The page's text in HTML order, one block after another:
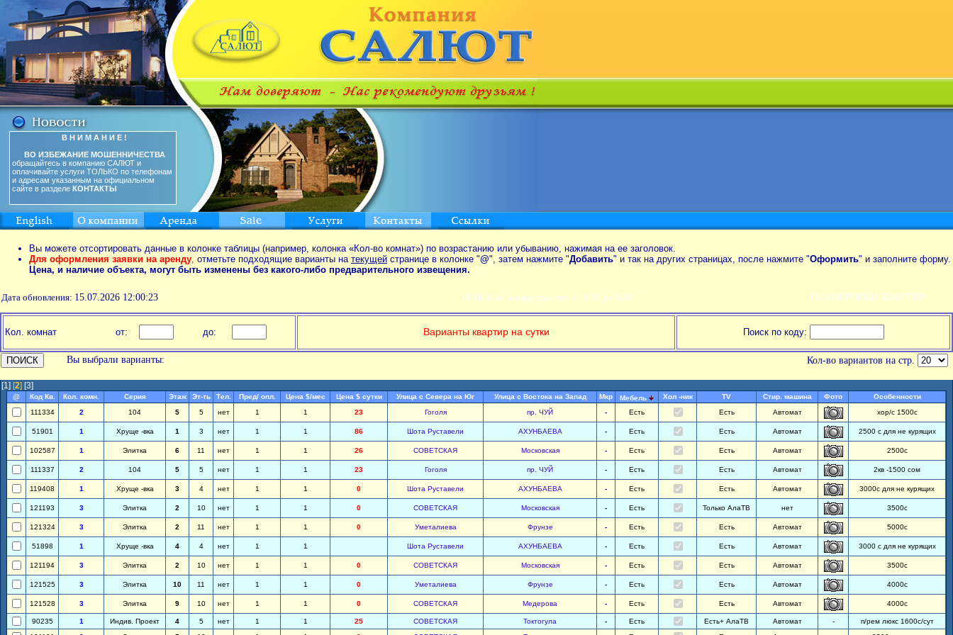
В Н И М А Н И Е !
ВО ИЗБЕЖАНИЕ МОШЕННИЧЕСТВА
обращайтесь в компанию САЛЮТ и
оплачивайте услуги ТОЛЬКО по телефонам
и адресам указанным на официальном
сайте в разделе КОНТАКТЫ
Вы можете отсортировать данные в колонке таблицы (например, колонка «Кол-во комнат») по возрастанию или убыванию, нажимая на ее заголовок.
Для оформления заявки на аренду, отметьте подходящие варианты на текущей странице в колонке "@", затем нажмите "Добавить" и так на других страницах, после нажмите "Оформить" и заполните форму.
Цена, и наличие объекта, могут быть изменены без какого-либо предварительного извещения.
Дата обновления: 15.07.2026 12:00:23 ПОИСК по аренде квартир от MIN до 550$ ПЛАНИРОВКИ КВАРТИР
Кол. комнат от: до: Варианты квартир на сутки Поиск по коду:
Вы выбрали варианты: Кол-во вариантов на стр.
[1] [2] [3]
@ Код Кв. Кол. комн. Серия Этаж Эт-ть Тел. Пред/ опл. Цена $/мес Цена $ сутки Улица с Севера на Юг Улица с Востока на Запад Мкр Мебель Хол -ник TV Стир. машина Фото
Особенности
111334
2 104 5 5 нет 1 1 23 Гоголя пр. ЧУЙ - Есть Есть Автомат хор/с 1500с
51901 1 Хруще -вка 1 3 нет 1 1 86 Шота Руставели АХУНБАЕВА - Есть Есть Автомат 2500 с для не курящих
102587 1 Элитка 6 11 нет 1 1 26 СОВЕТСКАЯ Московская - Есть Есть Автомат 2500с
111337 2 104 5 5 нет 1 1 23 Гоголя пр. ЧУЙ - Есть Есть Автомат 2кв -1500 сом
119408 1 Хруще -вка 3 4 нет 1 1 0 Шота Руставели АХУНБАЕВА - Есть Есть Автомат 3000с для не курящих
121193 3 Элитка 2 10 нет 1 1 0 СОВЕТСКАЯ Московская - Есть Только АлаТВ нет 3500с
121324 3 Элитка 2 11 нет 1 1 0 Уметалиева Фрунзе - Есть Есть Автомат 5000с
51898 1 Хруще -вка 4 4 нет 1 1 Шота Руставели АХУНБАЕВА - Есть Есть Автомат 3000 с для не курящих
121194 3 Элитка 2 10 нет 1 1 0 СОВЕТСКАЯ Московская - Есть Есть Автомат 3500с
121525 3 Элитка 10 11 нет 1 1 0 Уметалиева Фрунзе - Есть Есть Автомат 4000с
121528 3 Элитка 9 10 нет 1 1 0 СОВЕТСКАЯ Медерова - Есть Есть Автомат 4000с
90235 1 Индив. Проект 4 5 нет 1 1 25 СОВЕТСКАЯ Токтогула - Есть Есть+ АлаТВ Автомат -
п/рем люкс 1600с/сут